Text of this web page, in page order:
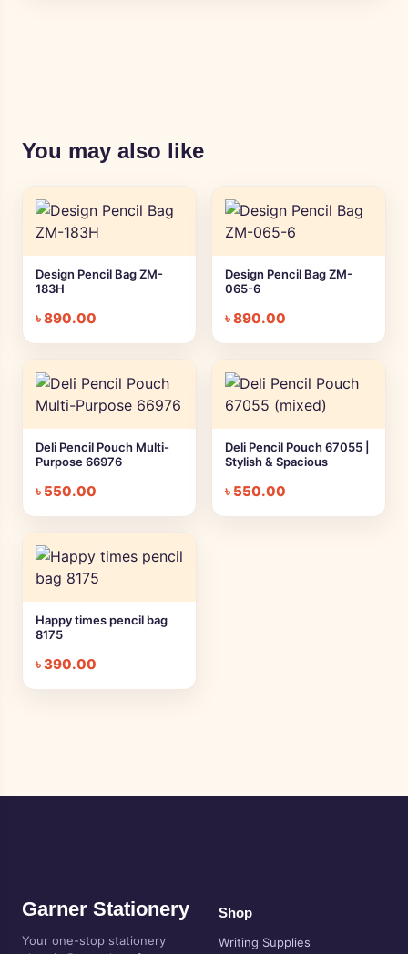
You may also like
Design Pencil Bag ZM-
183H
৳890.00
Design Pencil Bag ZM-
065-6
৳890.00
Deli Pencil Pouch Multi-
Purpose 66976
৳ 550.00
Deli Pencil Pouch 67055 |
Stylish & Spacious
Organizer
৳ 550.00
Happy times pencil bag
8175
৳390.00
Garner Stationery
Your one-stop stationery
Shop
Writing Supplies